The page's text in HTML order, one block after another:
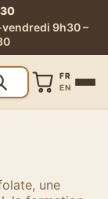
9h30 –
FR
EN
une